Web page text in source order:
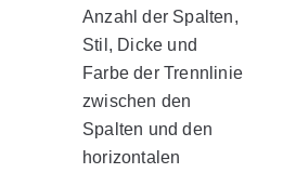
Anzahl der Spalten,
Stil, Dicke und
Farbe der Trennlinie
zwischen den
Spalten und den
horizontalen